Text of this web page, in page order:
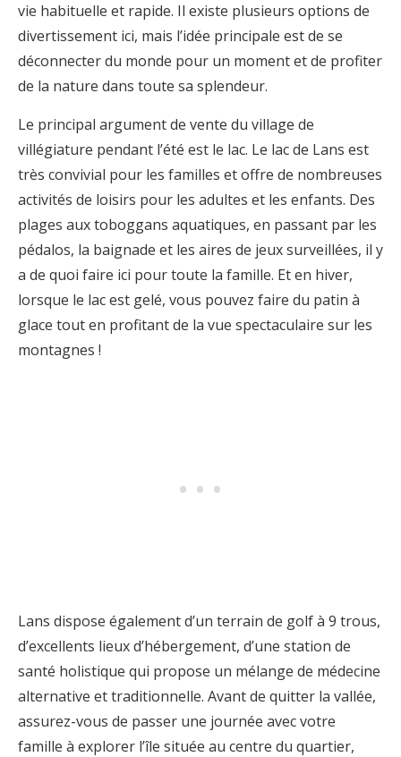
vie habituelle et rapide. Il existe plusieurs options de
divertissement ici, mais l’idée principale est de se
déconnecter du monde pour un moment et de profiter
de la nature dans toute sa splendeur.
Le principal argument de vente du village de
villégiature pendant l’été est le lac. Le lac de Lans est
très convivial pour les familles et offre de nombreuses
activités de loisirs pour les adultes et les enfants. Des
plages aux toboggans aquatiques, en passant par les
pédalos, la baignade et les aires de jeux surveillées, il y
a de quoi faire ici pour toute la famille. Et en hiver,
lorsque le lac est gelé, vous pouvez faire du patin à
glace tout en profitant de la vue spectaculaire sur les
montagnes !
Lans dispose également d’un terrain de golf à 9 trous,
d’excellents lieux d’hébergement, d’une station de
santé holistique qui propose un mélange de médecine
alternative et traditionnelle. Avant de quitter la vallée,
assurez-vous de passer une journée avec votre
famille à explorer l’île située au centre du quartier,